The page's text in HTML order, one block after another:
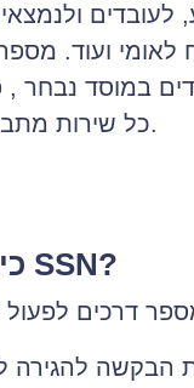
לאומי ועוד.
במוסד נבחר
כל שירות מתבקש באופן מוסדר בארה"ב.
כיצד מנפיקים מספר SSN?
הבקשה להגירה